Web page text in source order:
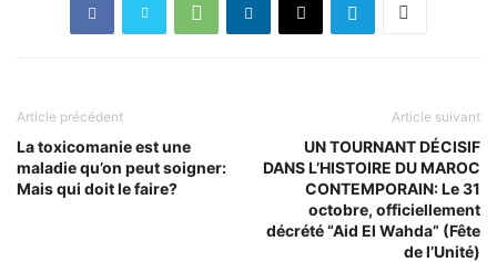
Article précédent
La toxicomanie est une
maladie qu’on peut soigner:
Mais qui doit le faire?
Article suivant
UN TOURNANT DÉCISIF
DANS L’HISTOIRE DU MAROC
CONTEMPORAIN: Le 31
octobre, officiellement
décrété “Aid El Wahda” (Fête
de l’Unité)